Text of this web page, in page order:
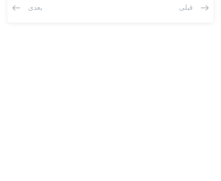
قبلی بعدی